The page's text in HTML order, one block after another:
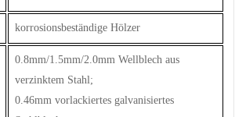
korrosionsbeständige Hölzer
0.8mm/1.5mm/2.0mm Wellblech aus
verzinktem Stahl;
0.46mm vorlackiertes galvanisiertes